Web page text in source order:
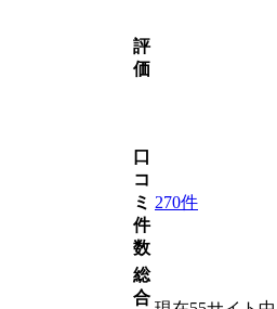
評
価
口
コ
ミ
件
数
270件
総
合